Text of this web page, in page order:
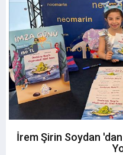
İrem Şirin Soydan